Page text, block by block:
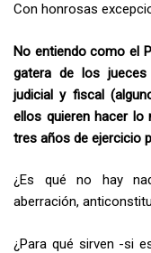
Con honrosas
No entiendo como el
gatera de los
judicial y fiscal
ellos quieren hacer
tres años de ejercicio
¿Es qué no hay
aberración,
¿Para qué sirven -si